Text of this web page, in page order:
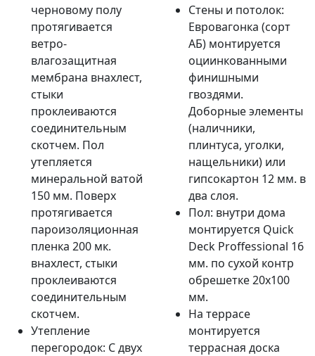
черновому полу
протягивается
ветро-
влагозащитная
мембрана внахлест,
стыки
проклеиваются
соединительным
скотчем. Пол
утепляется
минеральной ватой
150 мм. Поверх
протягивается
пароизоляционная
пленка 200 мк.
внахлест, стыки
проклеиваются
соединительным
скотчем.
Утепление
перегородок: С двух
Стены и потолок:
Евровагонка (сорт
АБ) монтируется
оциинкованными
финишными
гвоздями.
Доборные элементы
(наличники,
плинтуса, уголки,
нащельники) или
гипсокартон 12 мм. в
два слоя.
Пол: внутри дома
монтируется Quick
Deck Proffessional 16
мм. по сухой контр
обрешетке 20х100
мм.
На террасе
монтируется
террасная доска